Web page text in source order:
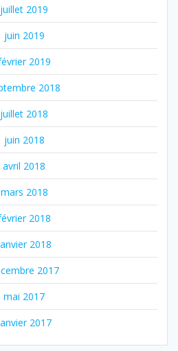
juillet 2019
juin 2019
2019
2018
juillet 2018
juin 2018
avril 2018
mars 2018
2018
2018
2017
mai 2017
2017